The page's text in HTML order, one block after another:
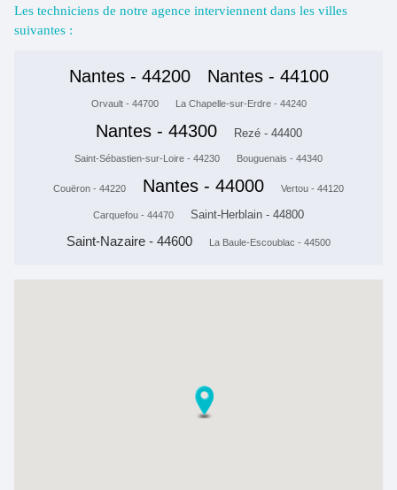
Les techniciens de notre agence interviennent dans les villes
suivantes :
Nantes - 44200 Nantes - 44100
Orvault - 44700 La Chapelle-sur-Erdre - 44240
Nantes - 44300 Rezé - 44400
Saint-Sébastien-sur-Loire - 44230 Bouguenais - 44340
Couëron - 44220 Nantes - 44000 Vertou - 44120
Carquefou - 44470 Saint-Herblain - 44800
Saint-Nazaire - 44600 La Baule-Escoublac - 44500